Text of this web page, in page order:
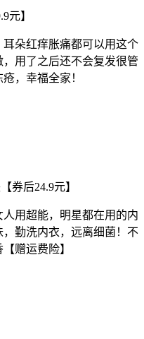
元】
朵红痒胀痛都可以用这个
用了之后还不会复发很管
，幸福全家！
券后24.9元】
用超能，明星都在用的内
勤洗内衣，远离细菌！不
赠运费险】